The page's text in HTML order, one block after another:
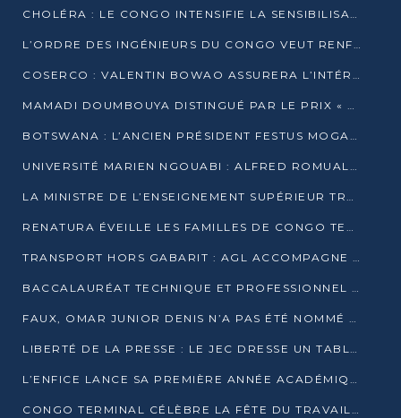
CHOLÉRA : LE CONGO INTENSIFIE LA SENSIBILISATION AU MARCHÉ DE TALANGAÏ
L’ORDRE DES INGÉNIEURS DU CONGO VEUT RENFORCER L’ÉTHIQUE ET LA CRÉDIBILITÉ DE LA PROFESSION
COSERCO : VALENTIN BOWAO ASSURERA L’INTÉRIM À LA TÊTE DU BUREAU EXÉCUTIF NATIONAL
MAMADI DOUMBOUYA DISTINGUÉ PAR LE PRIX « SUPER GRAND BÂTISSEUR BABACAR N’DIAYE »
BOTSWANA : L’ANCIEN PRÉSIDENT FESTUS MOGAE EST MORT À 86 ANS
UNIVERSITÉ MARIEN NGOUABI : ALFRED ROMUALD NGUYA POATY SOUTIENT UNE THÈSE SUR LE PARADOXE DE LA CROISSANCE EN ZONE CEMAC
LA MINISTRE DE L’ENSEIGNEMENT SUPÉRIEUR TRACE SA FEUILLE DE ROUTE
RENATURA ÉVEILLE LES FAMILLES DE CONGO TERMINAL À LA PROTECTION DE L’ENVIRONNEMENT
TRANSPORT HORS GABARIT : AGL ACCOMPAGNE LE DÉVELOPPEMENT DU SECTEUR BRASSICOLE AU CONGO
BACCALAURÉAT TECHNIQUE ET PROFESSIONNEL : 16 352 CANDIDATS LANCÉS DANS LES ÉPREUVES D’EPS
FAUX, OMAR JUNIOR DENIS N’A PAS ÉTÉ NOMMÉ AIDE DE CAMP ADJOINT DE DENIS SASSOU NGUESSO
LIBERTÉ DE LA PRESSE : LE JEC DRESSE UN TABLEAU PRÉOCCUPANT AU CONGO
L’ENFICE LANCE SA PREMIÈRE ANNÉE ACADÉMIQUE AVEC 100 FUTURS ENSEIGNANTS
CONGO TERMINAL CÉLÈBRE LA FÊTE DU TRAVAIL AVEC SES COLLABORATEURS À POINTE-NOIRE